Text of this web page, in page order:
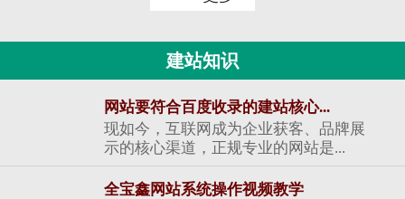
建站知识
网站要符合百度收录的建站核心...
现如今，互联网成为企业获客、品牌展
示的核心渠道，正规专业的网站是...
全宝鑫网站系统操作视频教学